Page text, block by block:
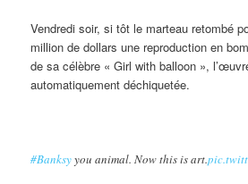
Vendredi soir, si tôt le marteau retombé
million de dollars une reproduction en
de sa célèbre « Girl with balloon »,
automatiquement déchiquetée.
#Banksyyou animal. Now this is art.